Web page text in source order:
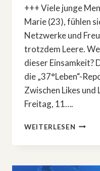
+++ Viele junge
Marie (23), fühlen
Netzwerke und
trotzdem Leere.
dieser Einsamkeit?
die „37°Leben“-
Zwischen Likes und
Freitag, 11….
WEITERLESEN
UND